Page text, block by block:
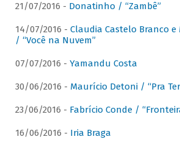
21/07/2016 - Donatinho / “Zambê”
14/07/2016 - Claudia Castelo Branco e
/ “Você na Nuvem”
07/07/2016 - Yamandu Costa
30/06/2016 - Maurício Detoni / “Pra
23/06/2016 - Fabrício Conde /
16/06/2016 - Iria Braga